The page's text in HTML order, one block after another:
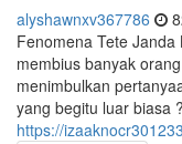
alyshawnxv367786
Fenomena Tete
membius banyak
menimbulkan
yang begitu luar biasa ?
https://